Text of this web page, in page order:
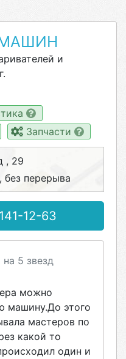
и
Запчасти
, 29
без перерыва
12-63
5 звезд
можно
машину.До этого
мастеров по
какой то
один и